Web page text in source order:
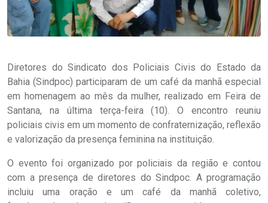
Diretores do Sindicato dos Policiais Civis do Estado da
Bahia (Sindpoc) participaram de um café da manhã especial
em homenagem ao mês da mulher, realizado em Feira de
Santana, na última terça-feira (10). O encontro reuniu
policiais civis em um momento de confraternização, reflexão
e valorização da presença feminina na instituição.
O evento foi organizado por policiais da região e contou
com a presença de diretores do Sindpoc. A programação
incluiu uma oração e um café da manhã coletivo,